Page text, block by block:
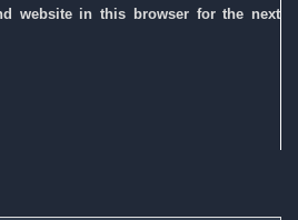
website in this browser for the next